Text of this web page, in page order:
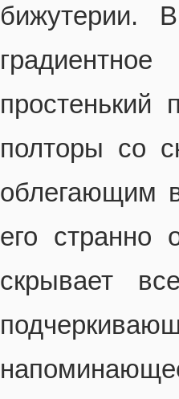
бижутерии.
простенький
полторы со
облегающим
его странно
скрывает